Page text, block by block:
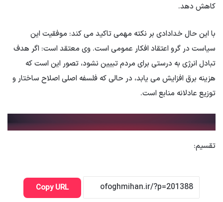
کاهش دهد.
با این حال خدادادی بر نکته مهمی تاکید می کند: موفقیت این
سیاست در گرو اعتقاد افکار عمومی است. وی معتقد است: اگر هدف
تبادل انرژی به درستی برای مردم تبیین نشود، تصور این است که
هزینه برق افزایش می یابد، در حالی که فلسفه اصلی اصلاح ساختار و
توزیع عادلانه منابع است.
تقسیم:
Copy URL